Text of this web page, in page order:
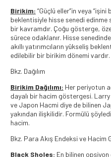
Birikim: “Güçlü eller”in veya
beklentisiyle hisse senedi edinme
bir kavramdır. Çoğu gösterge,
sürece odaklanır. Hisse
akıllı yatırımcıların yükseliş
edilebilir bir birikim dönemi vardır.
Bkz. Dağılım
Birikim Dağılımı: Her periyotun
dayalı bir hacim göstergesi.
ve Japon Hacmi diye de bilinen
yakından ilişkilidir. Formülü
hacim.
Bkz. Para Akış Endeksi ve Hacim
Black Sholes: En bilinen